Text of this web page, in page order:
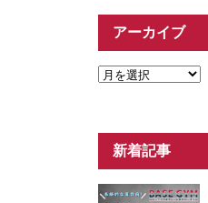
アーカイブ
ア
イ
新着記事